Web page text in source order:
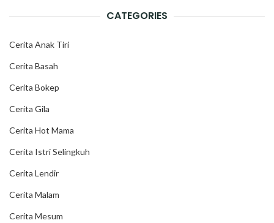
CATEGORIES
Cerita Anak Tiri
Cerita Basah
Cerita Bokep
Cerita Gila
Cerita Hot Mama
Cerita Istri Selingkuh
Cerita Lendir
Cerita Malam
Cerita Mesum